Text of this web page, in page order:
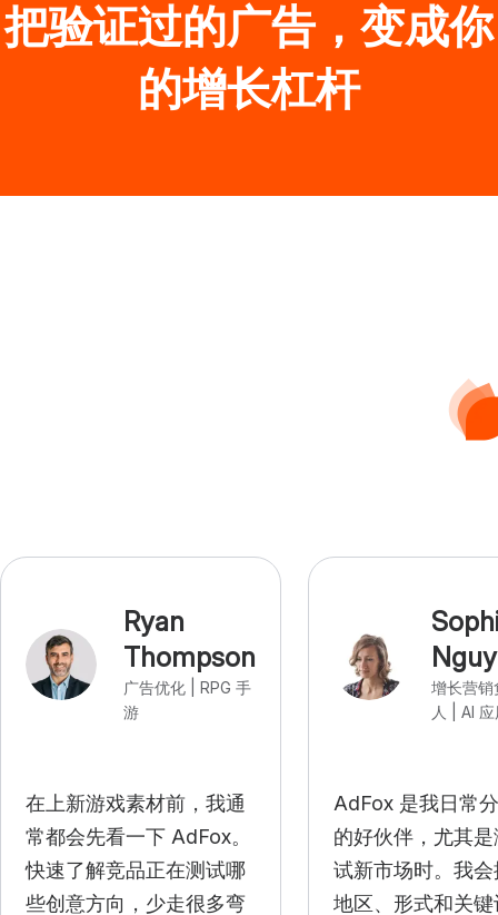
把验证过的广告，变成你
的增长杠杆
Ryan
Thompson
广告优化 | RPG 手
游
在上新游戏素材前，我通
常都会先看一下 AdFox。
快速了解竞品正在测试哪
些创意方向，少走很多弯
增长营销
人 | AI
AdFox 是我日常
的好伙伴，尤其是
试新市场时。我会
地区、形式和关键